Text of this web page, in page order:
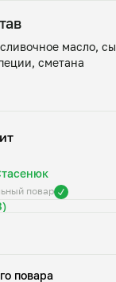
масло,
повар
повара